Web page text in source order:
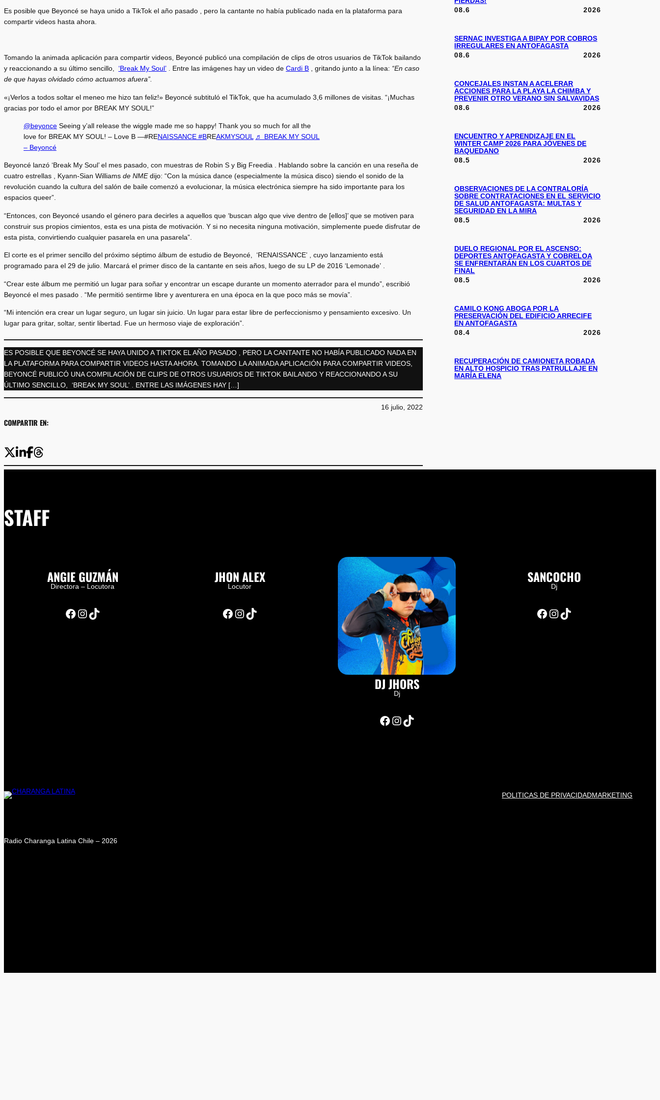
Es posible que Beyoncé se haya unido a TikTok el año pasado , pero la cantante no había publicado nada en la plataforma para
compartir videos hasta ahora.
Tomando la animada aplicación para compartir videos, Beyoncé publicó una compilación de clips de otros usuarios de TikTok bailando
y reaccionando a su último sencillo, ‘Break My Soul’ . Entre las imágenes hay un video de Cardi B , gritando junto a la línea: “En caso
de que hayas olvidado cómo actuamos afuera”.
«¡Verlos a todos soltar el meneo me hizo tan feliz!» Beyoncé subtituló el TikTok, que ha acumulado 3,6 millones de visitas. “¡Muchas
gracias por todo el amor por BREAK MY SOUL!”
@beyonce Seeing y’all release the wiggle made me so happy! Thank you so much for all the
love for BREAK MY SOUL! – Love B —#RENAISSANCE #BREAKMYSOUL
♬ BREAK MY SOUL
– Beyoncé
Beyoncé lanzó ‘Break My Soul’ el mes pasado, con muestras de Robin S y Big Freedia . Hablando sobre la canción en una reseña de
cuatro estrellas , Kyann-Sian Williams de NMEdijo: “Con la música dance (especialmente la música disco) siendo el sonido de la
revolución cuando la cultura del salón de baile comenzó a evolucionar, la música electrónica siempre ha sido importante para los
espacios queer”.
“Entonces, con Beyoncé usando el género para decirles a aquellos que ‘buscan algo que vive dentro de [ellos]’ que se motiven para
construir sus propios cimientos, esta es una pista de motivación. Y si no necesita ninguna motivación, simplemente puede disfrutar de
esta pista, convirtiendo cualquier pasarela en una pasarela”.
El corte es el primer sencillo del próximo séptimo álbum de estudio de Beyoncé, ‘RENAISSANCE’ , cuyo lanzamiento está
programado para el 29 de julio. Marcará el primer disco de la cantante en seis años, luego de su LP de 2016 ‘Lemonade’ .
“Crear este álbum me permitió un lugar para soñar y encontrar un escape durante un momento aterrador para el mundo”, escribió
Beyoncé el mes pasado . “Me permitió sentirme libre y aventurera en una época en la que poco más se movía”.
“Mi intención era crear un lugar seguro, un lugar sin juicio. Un lugar para estar libre de perfeccionismo y pensamiento excesivo. Un
lugar para gritar, soltar, sentir libertad. Fue un hermoso viaje de exploración”.
ES POSIBLE QUE BEYONCÉ SE HAYA UNIDO A TIKTOK EL AÑO PASADO , PERO LA CANTANTE NO HABÍA PUBLICADO NADA EN
LA PLATAFORMA PARA COMPARTIR VIDEOS HASTA AHORA. TOMANDO LA ANIMADA APLICACIÓN PARA COMPARTIR VIDEOS,
BEYONCÉ PUBLICÓ UNA COMPILACIÓN DE CLIPS DE OTROS USUARIOS DE TIKTOK BAILANDO Y REACCIONANDO A SU
ÚLTIMO SENCILLO, ‘BREAK MY SOUL’ . ENTRE LAS IMÁGENES HAY […]
COMPARTIR EN:
16 julio, 2022
08.6
2026
SERNAC INVESTIGA A BIPAY POR COBROS
IRREGULARES EN ANTOFAGASTA
08.6
2026
CONCEJALES INSTAN A ACELERAR
ACCIONES PARA LA PLAYA LA CHIMBA Y
PREVENIR OTRO VERANO SIN SALVAVIDAS
08.6
2026
ENCUENTRO Y APRENDIZAJE EN EL
WINTER CAMP 2026 PARA JÓVENES DE
BAQUEDANO
08.5
2026
OBSERVACIONES DE LA CONTRALORÍA
SOBRE CONTRATACIONES EN EL SERVICIO
DE SALUD ANTOFAGASTA: MULTAS Y
SEGURIDAD EN LA MIRA
08.5
2026
DUELO REGIONAL POR EL ASCENSO:
DEPORTES ANTOFAGASTA Y COBRELOA
SE ENFRENTARÁN EN LOS CUARTOS DE
FINAL
08.5
2026
CAMILO KONG ABOGA POR LA
PRESERVACIÓN DEL EDIFICIO ARRECIFE
EN ANTOFAGASTA
08.4
2026
RECUPERACIÓN DE CAMIONETA ROBADA
EN ALTO HOSPICIO TRAS PATRULLAJE EN
MARÍA ELENA
STAFF
ANGIE GUZMÁN
Directora – Locutora
Facebook Instagram TikTok
JHON ALEX
Locutor
Facebook Instagram TikTok
DJ JHORS
Dj
Facebook Instagram TikTok
SANCOCHO
Dj
Facebook Instagram TikTok
POLITICAS DE PRIVACIDADMARKETING
Radio Charanga Latina Chile – 2026